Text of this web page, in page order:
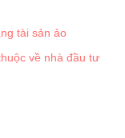
tài sản ảo
về nhà đầu tư